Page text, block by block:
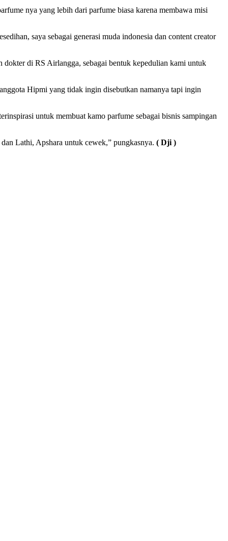
nya yang lebih dari parfume biasa karena membawa misi
saya sebagai generasi muda indonesia dan content creator
di RS Airlangga, sebagai bentuk kepedulian kami untuk
Hipmi yang tidak ingin disebutkan namanya tapi ingin
untuk membuat kamo parfume sebagai bisnis sampingan
Lathi, Apshara untuk cewek,” pungkasnya. ( Dji )